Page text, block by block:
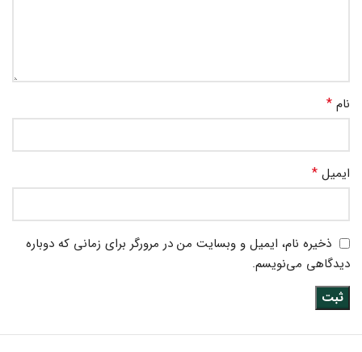
نام *
ایمیل *
ذخیره نام، ایمیل و وبسایت من در مرورگر برای زمانی که دوباره
دیدگاهی می‌نویسم.